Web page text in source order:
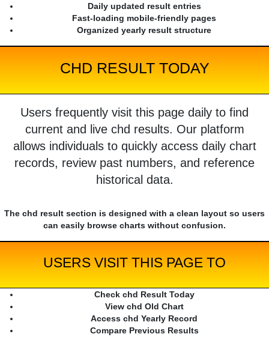
Daily updated result entries
Fast-loading mobile-friendly pages
Organized yearly result structure
CHD RESULT TODAY
Users frequently visit this page daily to find
current and live chd results. Our platform
allows individuals to quickly access daily chart
records, review past numbers, and reference
historical data.
The chd result section is designed with a clean layout so users
can easily browse charts without confusion.
USERS VISIT THIS PAGE TO
Check chd Result Today
View chd Old Chart
Access chd Yearly Record
Compare Previous Results